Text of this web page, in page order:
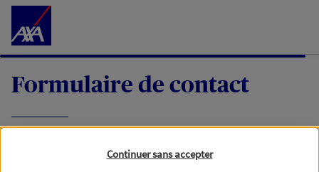
Accéder au Contenu
Formulaire de contact
demande, nous vous répondrons dans les
Continuer sans accepter